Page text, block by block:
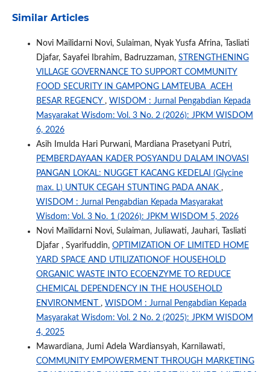
Similar Articles
Novi Mailidarni Novi, Sulaiman, Nyak Yusfa Afrina, Tasliati
Djafar, Sayafei Ibrahim, Badruzzaman, STRENGTHENING
VILLAGE GOVERNANCE TO SUPPORT COMMUNITY
FOOD SECURITY IN GAMPONG LAMTEUBA ACEH
BESAR REGENCY , WISDOM : Jurnal Pengabdian Kepada
Masyarakat Wisdom: Vol. 3 No. 2 (2026): JPKM WISDOM
6, 2026
Asih Imulda Hari Purwani, Mardiana Prasetyani Putri,
PEMBERDAYAAN KADER POSYANDU DALAM INOVASI
PANGAN LOKAL: NUGGET KACANG KEDELAI (Glycine
max. L) UNTUK CEGAH STUNTING PADA ANAK ,
WISDOM : Jurnal Pengabdian Kepada Masyarakat
Wisdom: Vol. 3 No. 1 (2026): JPKM WISDOM 5, 2026
Novi Mailidarni Novi, Sulaiman, Juliawati, Jauhari, Tasliati
Djafar , Syarifuddin, OPTIMIZATION OF LIMITED HOME
YARD SPACE AND UTILIZATIONOF HOUSEHOLD
ORGANIC WASTE INTO ECOENZYME TO REDUCE
CHEMICAL DEPENDENCY IN THE HOUSEHOLD
ENVIRONMENT , WISDOM : Jurnal Pengabdian Kepada
Masyarakat Wisdom: Vol. 2 No. 2 (2025): JPKM WISDOM
4, 2025
Mawardiana, Jumi Adela Wardiansyah, Karnilawati,
COMMUNITY EMPOWERMENT THROUGH MARKETING